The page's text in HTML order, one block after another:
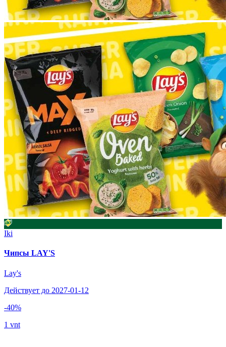
Iki
Чипсы LAY'S
Lay's
Действует до 2027-01-12
-40%
1 vnt